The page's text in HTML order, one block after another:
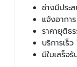
ช่างมีประ
แจ้งอากา
ราคายุติธ
บริการเร็
มีใบเสร็จ